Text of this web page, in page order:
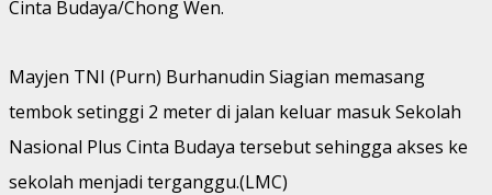
Cinta Budaya/Chong Wen.
Mayjen TNI (Purn) Burhanudin Siagian memasang
tembok setinggi 2 meter di jalan keluar masuk Sekolah
Nasional Plus Cinta Budaya tersebut sehingga akses ke
sekolah menjadi terganggu.(LMC)